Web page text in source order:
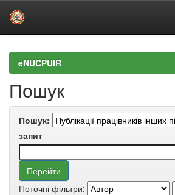
navigationeNUCPUIR
Пошук
Пошук:
запит
Поточні фільтри: